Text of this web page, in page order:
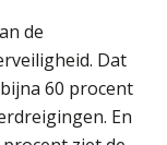
de
Dat
60 procent
En
sluit naadloos
Reanda
volwassen